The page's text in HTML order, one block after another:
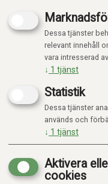
Dessa tjänster
relevant innehåll
vara intresserad av.
↓ 1 tjänst
Statistik
Dessa tjänster
används och
↓ 1 tjänst
Aktivera
cookies